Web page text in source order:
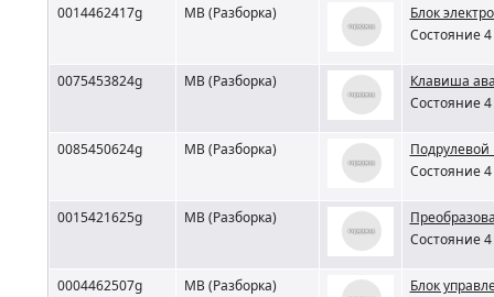
0014462417g MB (Разборка)
Блок
Состояние 4
0075453824g MB (Разборка)
Клавиша
Состояние 4
0085450624g MB (Разборка)
Подрулевой
Состояние 4
0015421625g MB (Разборка)
Состояние 4
0004462507g MB (Разборка)
Блок